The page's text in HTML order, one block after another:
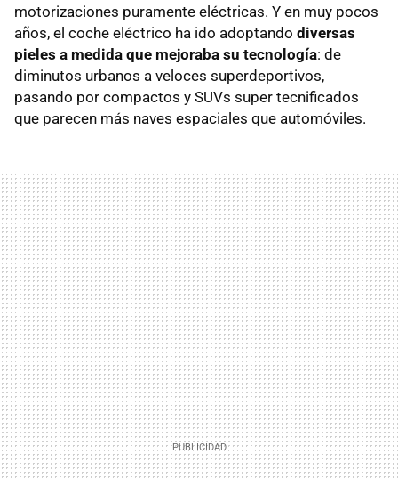
motorizaciones puramente eléctricas. Y en muy pocos
años, el coche eléctrico ha ido adoptando diversas
pieles a medida que mejoraba su tecnología: de
diminutos urbanos a veloces superdeportivos,
pasando por compactos y SUVs super tecnificados
que parecen más naves espaciales que automóviles.